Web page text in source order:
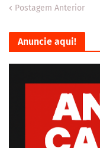
Postagem Anterior
Anuncie aqui!